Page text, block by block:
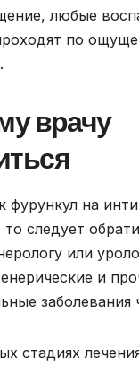
любые
по
врачу
фурункул на
следует
или
и
заболевания
стадиях